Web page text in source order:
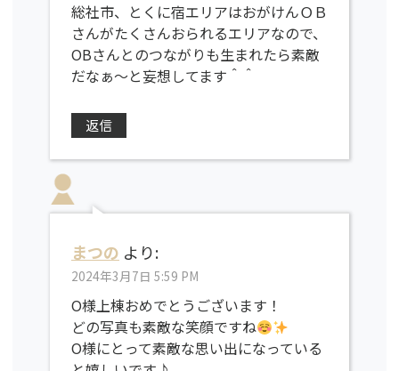
総社市、とくに宿エリアはおがけんＯＢ
さんがたくさんおられるエリアなので、
OBさんとのつながりも生まれたら素敵
だなぁ～と妄想してます＾＾
返信
まつの より:
2024年3月7日 5:59 PM
O様上棟おめでとうございます！
どの写真も素敵な笑顔ですね
O様にとって素敵な思い出になっている